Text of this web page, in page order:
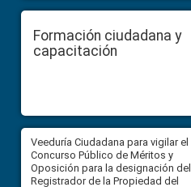
Formación ciudadana y
capacitación
Veeduría Ciudadana para vigilar el
Concurso Público de Méritos y
Oposición para la designación del
Registrador de la Propiedad del